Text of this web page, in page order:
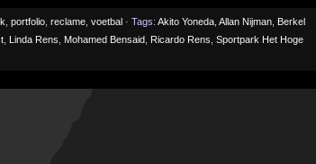
portfolio reclame voetbal · Tags: Akito Yoneda Allan Nijman Berkel
Linda Rens Mohamed Bensaid Ricardo Rens Sportpark Het Hoge